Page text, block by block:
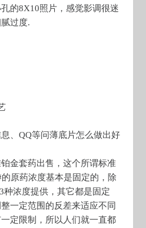
的8X10照片，感觉影调很迷
过度.
、QQ等问薄底片怎么做出好
金套药出售，这个所谓标准
原药浓度基本是固定的，除
种浓度提供，其它都是固定
一定范围的反差来适应不同
定限制，所以人们就一直都